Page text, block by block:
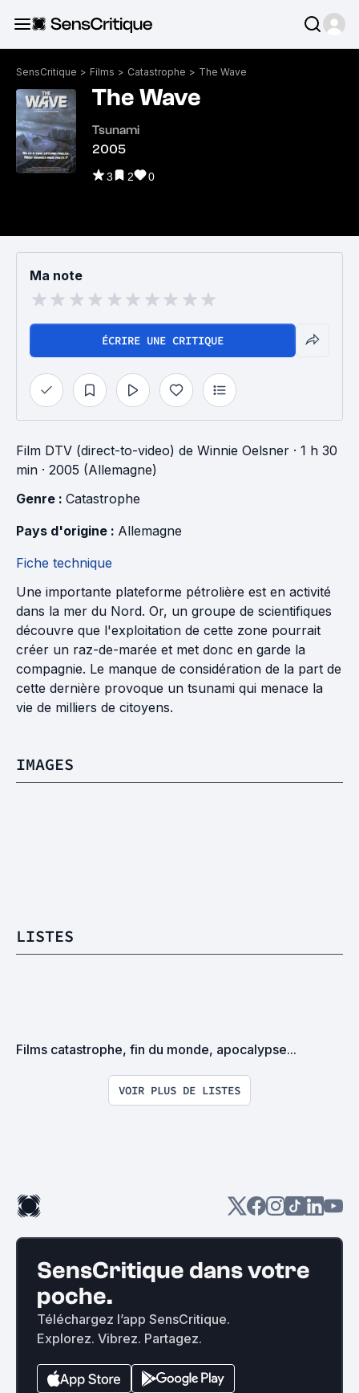
SensCritique > Films > Catastrophe > The Wave
The Wave
Tsunami
2005
3 2 0
Ma note
ÉCRIRE UNE CRITIQUE
Film DTV (direct-to-video) de Winnie Oelsner · 1 h 30
min · 2005 (Allemagne)
Genre : Catastrophe
Pays d'origine : Allemagne
Fiche technique
Une importante plateforme pétrolière est en activité
dans la mer du Nord. Or, un groupe de scientifiques
découvre que l'exploitation de cette zone pourrait
créer un raz-de-marée et met donc en garde la
compagnie. Le manque de considération de la part de
cette dernière provoque un tsunami qui menace la
vie de milliers de citoyens.
IMAGES
LISTES
Films catastrophe, fin du monde, apocalypse...
VOIR PLUS DE LISTES
SensCritique dans votre
poche.
Téléchargez l’app SensCritique.
Explorez. Vibrez. Partagez.